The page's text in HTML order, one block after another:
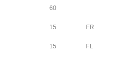
60
15 FR
15 FL